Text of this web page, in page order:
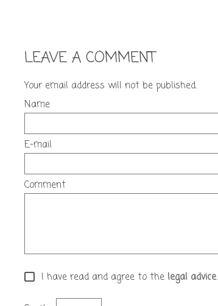
LEAVE A COMMENT
Your email address will not be published.
Name
E-mail
Comment
I have read and agree to the legal advice.